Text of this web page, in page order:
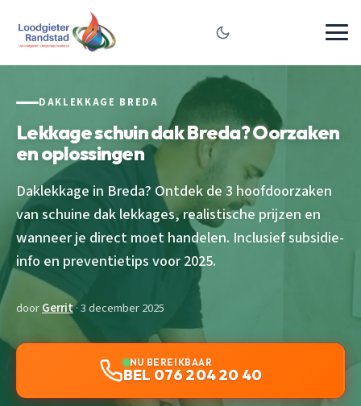
DAKLEKKAGE BREDA
Lekkage schuin dak Breda? Oorzaken
en oplossingen
Daklekkage in Breda? Ontdek de 3 hoofdoorzaken
van schuine dak lekkages, realistische prijzen en
wanneer je direct moet handelen. Inclusief subsidie-
info en preventietips voor 2025.
doorGerrit· 3 december 2025
NU BEREIKBAAR
BEL 076 204 20 40